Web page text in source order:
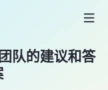
队的建议和答